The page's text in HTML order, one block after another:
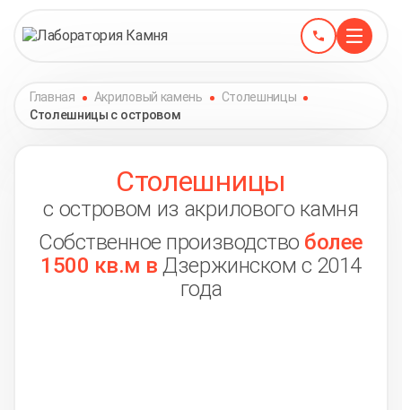
Главная Акриловый камень
Столешницы
Столешницы с островом
Столешницы
с островом из акрилового камня
Собственное производство более
1500 кв.м в Дзержинском с 2014
года